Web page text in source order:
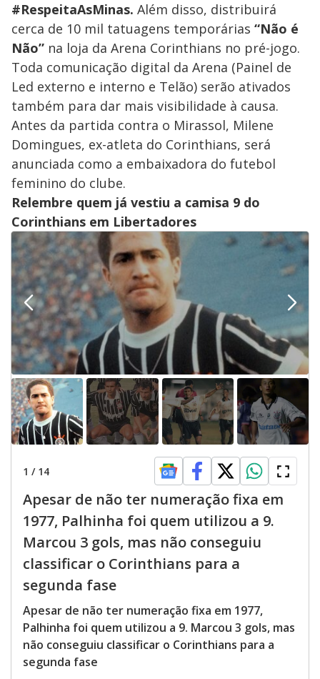
#RespeitaAsMinas. Além disso, distribuirá
cerca de 10 mil tatuagens temporárias “Não é
Não” na loja da Arena Corinthians no pré-jogo.
Toda comunicação digital da Arena (Painel de
Led externo e interno e Telão) serão ativados
também para dar mais visibilidade à causa.
Antes da partida contra o Mirassol, Milene
Domingues, ex-atleta do Corinthians, será
anunciada como a embaixadora do futebol
feminino do clube.
Relembre quem já vestiu a camisa 9 do
Corinthians em Libertadores
1 / 14
Apesar de não ter numeração fixa em
1977, Palhinha foi quem utilizou a 9.
Marcou 3 gols, mas não conseguiu
classificar o Corinthians para a
segunda fase
Apesar de não ter numeração fixa em 1977,
Palhinha foi quem utilizou a 9. Marcou 3 gols, mas
não conseguiu classificar o Corinthians para a
segunda fase